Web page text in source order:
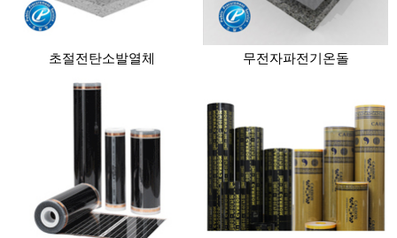
초절전탄소발열체 무전자파전기온돌